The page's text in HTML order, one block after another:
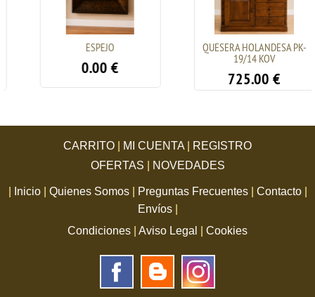
ESPEJO
0.00€
QUESERA HOLANDESA PK-
19/14 KOV
725.00€
CARRITO MI CUENTA
REGISTRO
OFERTAS
NOVEDADES
Inicio Quienes Somos Preguntas Frecuentes Contacto
Envíos
Condiciones
Aviso Legal Cookies